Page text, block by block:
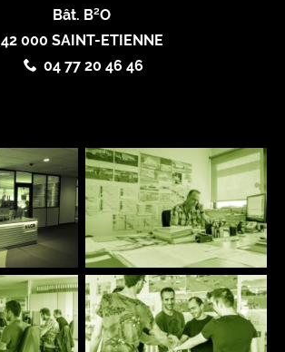
Bât. B²O
42 000 SAINT-ETIENNE
04 77 20 46 46